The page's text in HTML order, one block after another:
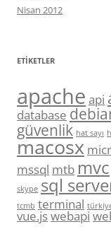
Nisan 2012
ETIKETLER
apache api
database
güvenlik hat sayı
macosx
mssql mtb mvc
skype sql
tcmb terminal
vue.jswebapi